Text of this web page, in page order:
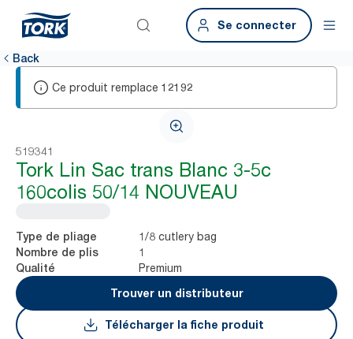
Se connecter
Back
Ce produit remplace 12192
519341
Tork Lin Sac trans Blanc 3-5c
160colis 50/14 NOUVEAU
Type de pliage 1/8 cutlery bag
Nombre de plis 1
Qualité
Premium
Trouver un distributeur
Télécharger la fiche produit